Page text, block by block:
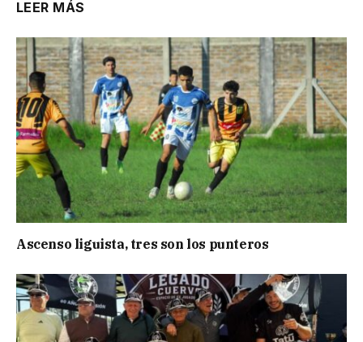
LEER MÁS
Ascenso liguista, tres son los punteros